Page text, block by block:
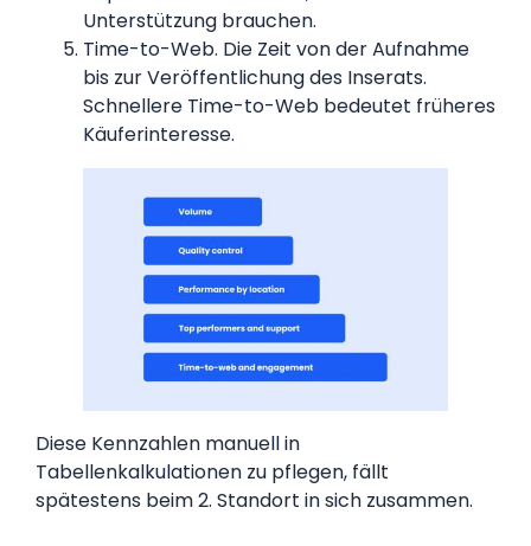
Unterstützung brauchen.
Time-to-Web. Die Zeit von der Aufnahme
bis zur Veröffentlichung des Inserats.
Schnellere Time-to-Web bedeutet früheres
Käuferinteresse.
Diese Kennzahlen manuell in
Tabellenkalkulationen zu pflegen, fällt
spätestens beim 2. Standort in sich zusammen.